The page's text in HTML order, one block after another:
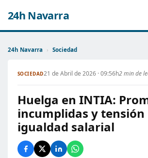
24h Navarra
24h Navarra › Sociedad
SOCIEDAD21 de Abril de 2026 · 09:56h2 min de
Huelga en INTIA:
incumplidas y tensión
igualdad salarial